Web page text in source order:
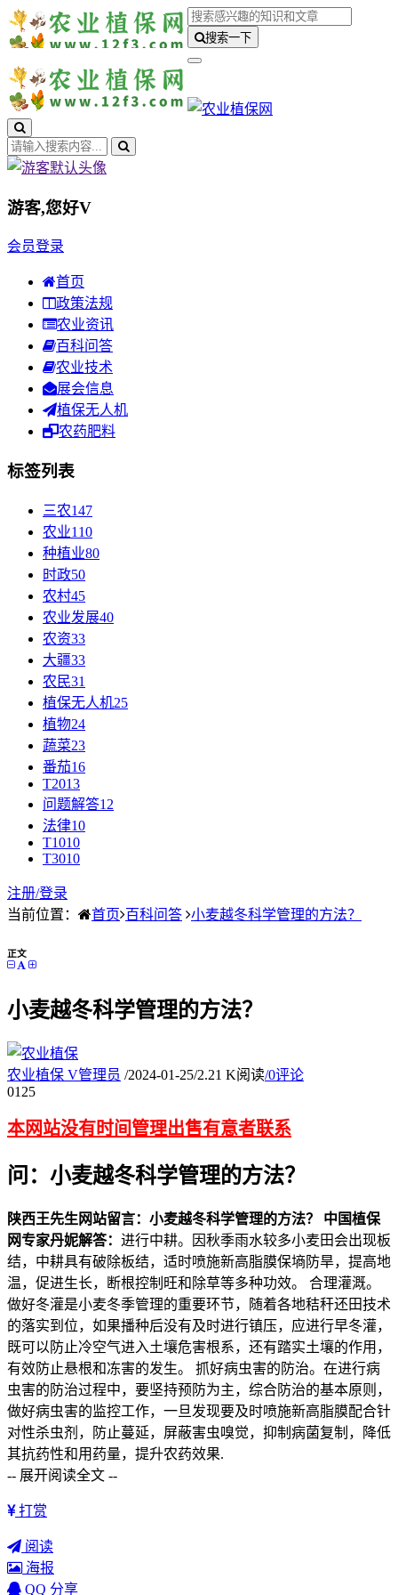
搜索一下
游客,您好V
会员登录
首页
政策法规
农业资讯
百科问答
农业技术
展会信息
植保无人机
农药肥料
标签列表
三农147
农业110
种植业80
时政50
农村45
农业发展40
农资33
大疆33
农民31
植保无人机25
植物24
蔬菜23
番茄16
T2013
问题解答12
法律10
T1010
T3010
注册/登录
当前位置：
首页 百科问答 小麦越冬科学管理的方法？
正文
小麦越冬科学管理的方法？
农业植保 V管理员 /2024-01-25/2.21 K阅读/0评论
01 25
本网站没有时间管理出售有意者联系
问：小麦越冬科学管理的方法？
陕西王先生网站留言： 小麦越冬科学管理的方法？
中国植保
网专家丹妮解答： 进行中耕。因秋季雨水较多小麦田会出现板
结，中耕具有破除板结，适时喷施新高脂膜保墒防旱，提高地
温，促进生长，断根控制旺和除草等多种功效。 合理灌溉。
做好冬灌是小麦冬季管理的重要环节，随着各地秸秆还田技术
的落实到位，如果播种后没有及时进行镇压，应进行早冬灌，
既可以防止冷空气进入土壤危害根系，还有踏实土壤的作用，
有效防止悬根和冻害的发生。 抓好病虫害的防治。在进行病
虫害的防治过程中，要坚持预防为主，综合防治的基本原则，
做好病虫害的监控工作，一旦发现要及时喷施新高脂膜配合针
对性杀虫剂，防止蔓延，屏蔽害虫嗅觉，抑制病菌复制，降低
其抗药性和用药量，提升农药效果.
-- 展开阅读全文 --
打赏
阅读
海报
QQ 分享